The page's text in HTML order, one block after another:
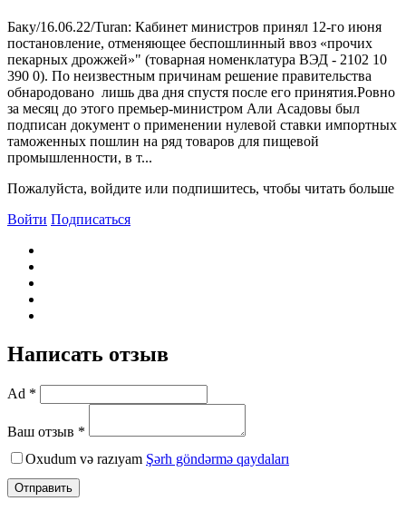
Баку/16.06.22/Turan: Кабинет министров принял 12-го июня
постановление, отменяющее беспошлинный ввоз «прочих
пекарных дрожжей»" (товарная номенклатура ВЭД - 2102 10
390 0). По неизвестным причинам решение правительства
обнародовано лишь два дня спустя после его принятия.Ровно
за месяц до этого премьер-министром Али Асадовы был
подписан документ о применении нулевой ставки импортных
таможенных пошлин на ряд товаров для пищевой
промышленности, в т...
Пожалуйста, войдите или подпишитесь, чтобы читать больше
Войти Подписаться
Написать отзыв
Ad *
Ваш отзыв *
Oxudum və razıyam Şərh göndərmə qaydaları
Отправить